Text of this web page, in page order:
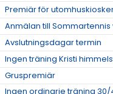
Premiär för
Anmälan till Sommartennis
Avslutningsdagar termin
Ingen träning Kristi
Gruspremiär
Ingen ordinarie träning